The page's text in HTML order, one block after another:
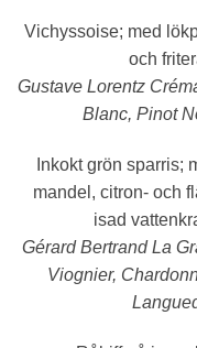
Vichyssoise; med
och
Gustave Lorentz
Blanc, Pinot
Inkokt grön sparris;
mandel, citron- och
isad
Gérard Bertrand La
Viognier,
viktigaste
prestandaindexen
på webbplatsen
som hjälper till att
användarupplevelse
du nekar dessa
viss funktionalitet att
försvinna från
hemsidan.
Marknadsföring